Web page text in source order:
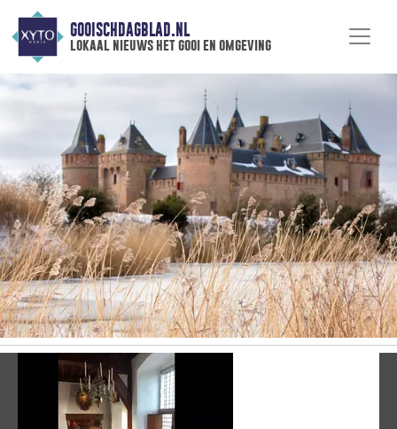
GOOISCHDAGBLAD.NL
lokaal nieuws het gooi en omgeving